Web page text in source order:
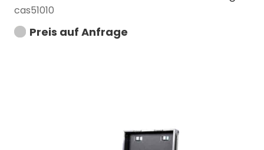
cas51010
Preis auf Anfrage